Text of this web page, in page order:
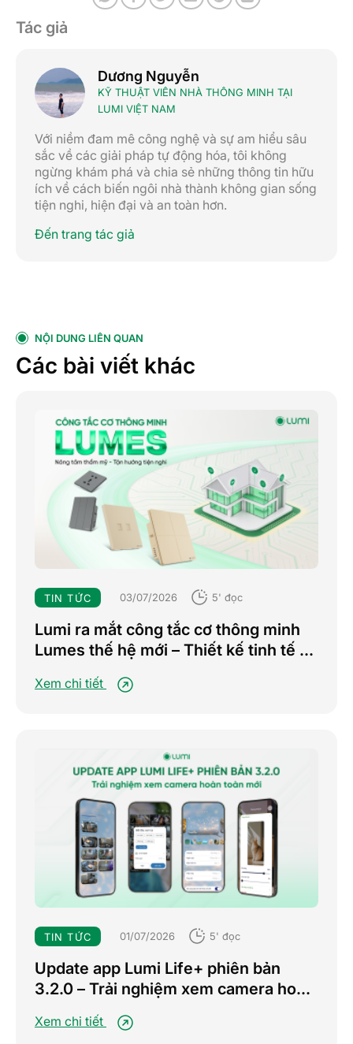
Tác giả
Dương Nguyễn
KỸ THUẬT VIÊN NHÀ THÔNG MINH TẠI
LUMI VIỆT NAM
Với niềm đam mê công nghệ và sự am hiểu sâu
sắc về các giải pháp tự động hóa, tôi không
ngừng khám phá và chia sẻ những thông tin hữu
ích về cách biến ngôi nhà thành không gian sống
tiện nghi, hiện đại và an toàn hơn.
Đến trang tác giả
NỘI DUNG LIÊN QUAN
Các bài viết khác
TIN TỨC 03/07/2026 5' đọc
Lumi ra mắt công tắc cơ thông minh
Lumes thế hệ mới – Thiết kế tinh tế –
Xem chi tiết
TIN TỨC 01/07/2026 5' đọc
Update app Lumi Life+ phiên bản
3.2.0 – Trải nghiệm xem camera hoàn
Xem chi tiết